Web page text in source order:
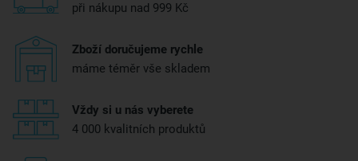
při nákupu nad 999 Kč
Zboží doručujeme rychle
máme téměr vše skladem
Vždy si u nás vyberete
4 000 kvalitních produktů